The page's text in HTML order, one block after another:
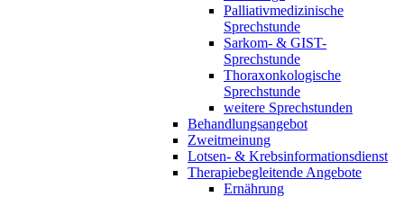
Palliativmedizinische
Sprechstunde
Sarkom- & GIST-
Sprechstunde
Thoraxonkologische
Sprechstunde
weitere Sprechstunden
Behandlungsangebot
Zweitmeinung
Lotsen- & Krebsinformationsdienst
Therapiebegleitende Angebote
Ernährung